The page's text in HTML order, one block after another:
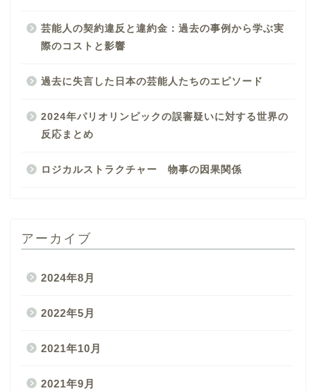
芸能人の契約違反と違約金：過去の事例から学ぶ実
際のコストと影響
過去に失言した日本の芸能人たちのエピソード
2024年パリオリンピックの誤審疑いに対する世界の
反応まとめ
ロジカルストラクチャー 物事の因果関係
アーカイブ
2024年8月
2022年5月
2021年10月
2021年9月